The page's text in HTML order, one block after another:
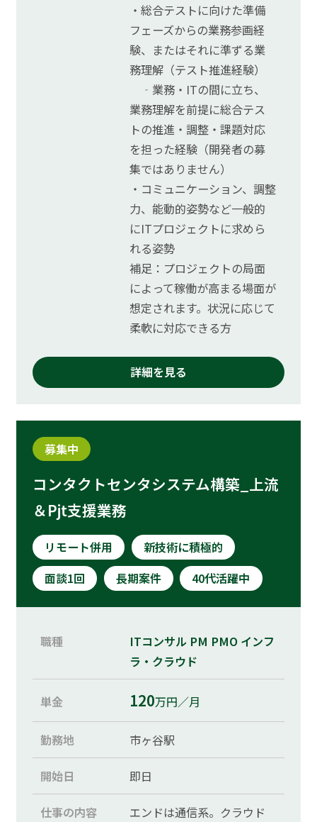
・総合テストに向けた準備
フェーズからの業務参画経
験、またはそれに準ずる業
務理解（テスト推進経験）
‐業務・ITの間に立ち、
業務理解を前提に総合テス
トの推進・調整・課題対応
を担った経験（開発者の募
集ではありません）
・コミュニケーション、調整
力、能動的姿勢など一般的
にITプロジェクトに求めら
れる姿勢
補足：プロジェクトの局面
によって稼働が高まる場面が
想定されます。状況に応じて
柔軟に対応できる方
詳細を見る
募集中
コンタクトセンタシステム構築_上流
＆Pjt支援業務
リモート併用
新技術に積極的
面談1回
長期案件 40代活躍中
職種 ITコンサル PM PMO インフ
ラ・クラウド
単金 120万円／月
勤務地 市ヶ谷駅
開始日 即日
仕事の内容
エンドは通信系。クラウド